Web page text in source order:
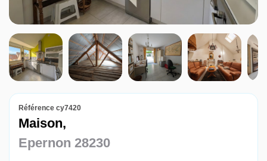
Référence cy7420
Maison,
Epernon 28230